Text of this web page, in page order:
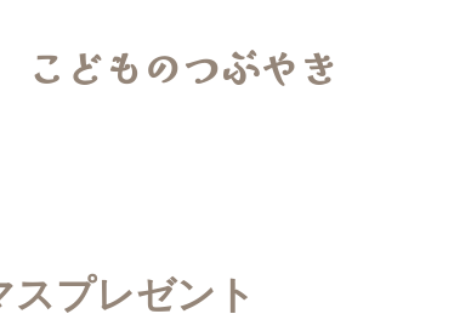
こどものつぶやき
プレゼント